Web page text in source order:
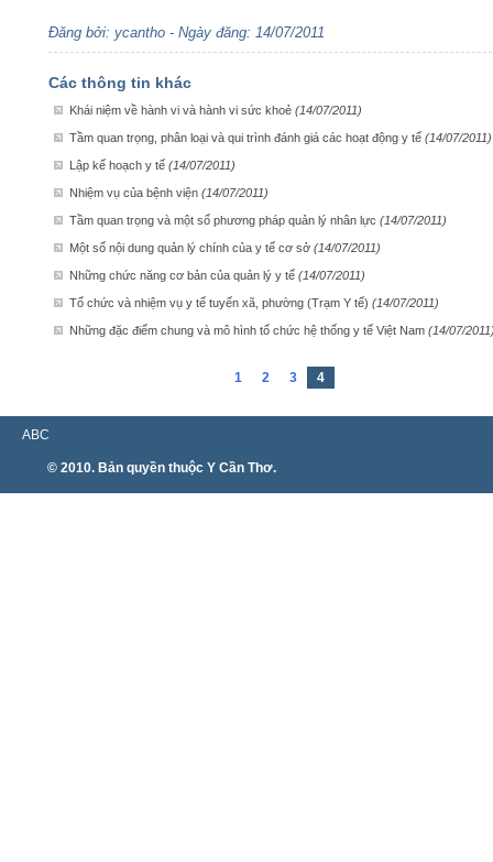
Đăng bởi: ycantho - Ngày đăng: 14/07/2011
Các thông tin khác
Khái niệm về hành vi và hành vi sức khoẻ (14/07/2011)
Tầm quan trọng, phân loại và qui trình đánh giá các hoạt động y tế (14/07/2011)
Lập kế hoạch y tế (14/07/2011)
Nhiệm vụ của bệnh viện (14/07/2011)
Tầm quan trọng và một số phương pháp quản lý nhân lực (14/07/2011)
Một số nội dung quản lý chính của y tế cơ sở (14/07/2011)
Những chức năng cơ bản của quản lý y tế (14/07/2011)
Tổ chức và nhiệm vụ y tế tuyến xã, phường (Trạm Y tế) (14/07/2011)
Những đặc điểm chung và mô hình tổ chức hệ thống y tế Việt Nam (14/07/
1 2 3 4
ABC
© 2010. Bản quyền thuộc Y Cần Thơ.